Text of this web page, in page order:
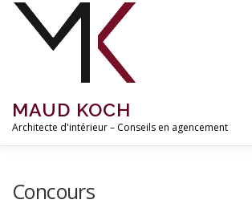
Aller
MAUD KOCH
Architecte d'intérieur – Conseils en agencement
Concours